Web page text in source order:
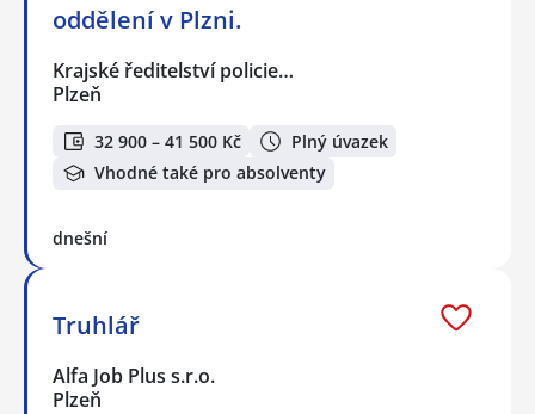
oddělení v Plzni.
Krajské ředitelství policie…
Plzeň
32 900 – 41 500 Kč
Plný úvazek
Vhodné také pro absolventy
dnešní
Truhlář
Alfa Job Plus s.r.o.
Plzeň